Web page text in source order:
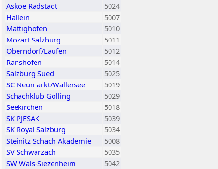
Askoe Radstadt
5024
Hallein
5007
Mattighofen
5010
Mozart Salzburg
5011
Oberndorf/Laufen
5012
Ranshofen
5014
Salzburg Sued
5025
SC Neumarkt/Wallersee
5019
Schachklub Golling
5029
Seekirchen
5018
SK PJESAK
5039
SK Royal Salzburg
5034
Steinitz Schach Akademie
5008
SV Schwarzach
5035
SW Wals-Siezenheim
5042